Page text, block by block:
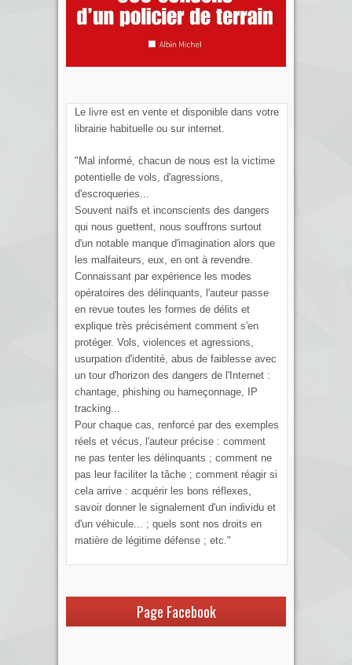
Le livre est en vente et disponible dans votre
librairie habituelle ou sur internet.
"Mal informé, chacun de nous est la victime
potentielle de vols, d'agressions,
d'escroqueries...
Souvent naïfs et inconscients des dangers
qui nous guettent, nous souffrons surtout
d'un notable manque d'imagination alors que
les malfaiteurs, eux, en ont à revendre.
Connaissant par expérience les modes
opératoires des délinquants, l'auteur passe
en revue toutes les formes de délits et
explique très précisément comment s'en
protéger. Vols, violences et agressions,
usurpation d'identité, abus de faiblesse avec
un tour d'horizon des dangers de l'Internet :
chantage, phishing ou hameçonnage, IP
tracking...
Pour chaque cas, renforcé par des exemples
réels et vécus, l'auteur précise : comment
ne pas tenter les délinquants ; comment ne
pas leur faciliter la tâche ; comment réagir si
cela arrive : acquérir les bons réflexes,
savoir donner le signalement d'un individu et
d'un véhicule... ; quels sont nos droits en
matière de légitime défense ; etc."
Page Facebook